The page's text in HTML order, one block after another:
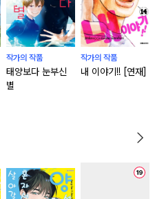
작가의 작품
태양보다 눈부신
별
작가의 작품
내 이야기!! [연재]